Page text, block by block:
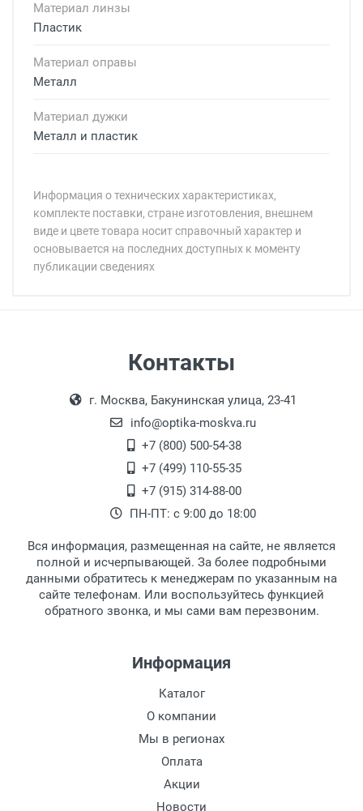
Материал линзы
Пластик
Материал оправы
Металл
Материал дужки
Металл и пластик
Информация о технических характеристиках,
комплекте поставки, стране изготовления, внешнем
виде и цвете товара носит справочный характер и
основывается на последних доступных к моменту
публикации сведениях
Оплата товара производится
наличными непосредственно на пункте
выдачи товара.
Перечисление средств на расчетный счет.
18:00, по субботам с 11:00 до 15:00, в
офисе по адресу: г. Москва,
Переведеновский переулок 17, корпус 1,
второй этаж, тел. +7 (499) 110-55-35.
После того, как заказ поступает в пункт
выдачи, наш менеджер связывается с
клиентом и оповещает о поступлении
товара.
Для получения товара при себе
обязательно иметь паспорт.
Заказ необходимо забрать в течение 3
рабочих дней с момента поступления на
дополнительных расходов за хранение
Доставляем товар по Москве компанией
Сдэк до ближайшего к вам пункта
Контакты
г. Москва, Бакунинская улица, 23-41
info@optika-moskva.ru
+7 (800) 500-54-38
+7 (499) 110-55-35
+7 (915) 314-88-00
ПН-ПТ: с 9:00 до 18:00
Вся информация, размещенная на сайте, не является
полной и исчерпывающей. За более подробными
данными обратитесь к менеджерам по указанным на
сайте телефонам. Или воспользуйтесь функцией
обратного звонка, и мы сами вам перезвоним.
Информация
Каталог
О компании
Мы в регионах
Оплата
Акции
Новости